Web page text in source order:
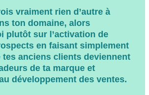
vraiment rien d’autre à
ton domaine, alors
plutôt sur l’activation de
en faisant simplement
tes anciens clients deviennent
de ta marque et
développement des ventes.